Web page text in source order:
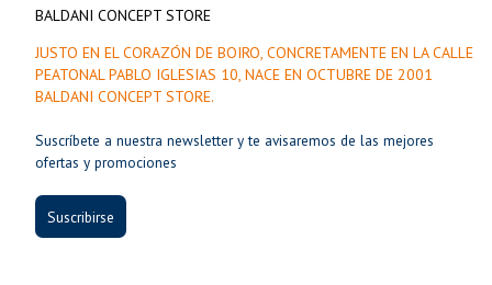
BALDANI CONCEPT STORE
JUSTO EN EL CORAZÓN DE BOIRO, CONCRETAMENTE EN LA CALLE
PEATONAL PABLO IGLESIAS 10, NACE EN OCTUBRE DE 2001
BALDANI CONCEPT STORE.
Suscríbete a nuestra newsletter y te avisaremos de las mejores
ofertas y promociones
Suscribirse